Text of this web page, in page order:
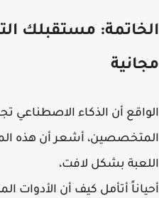
مستقبلك
أن الذكاء الاصطناعي
أشعر أن هذه
بشكل لافت،
أتأمل كيف أن الأدوات